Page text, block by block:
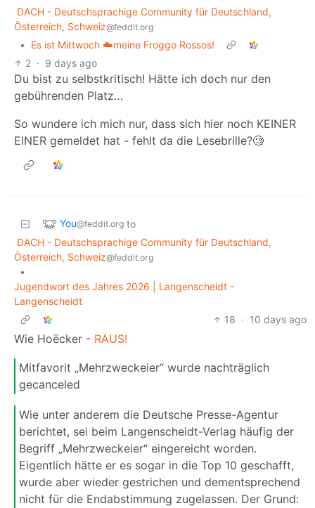
DACH - Deutschsprachige Community für Deutschland,
Österreich, Schweiz@feddit.org
•
Es ist Mittwoch ☁️meine Froggo Rossos!
2 · 9 days ago
Du bist zu selbstkritisch! Hätte ich doch nur den
gebührenden Platz…
So wundere ich mich nur, dass sich hier noch KEINER
EINER gemeldet hat - fehlt da die Lesebrille?🧐
You@feddit.org to
DACH - Deutschsprachige Community für Deutschland,
Österreich, Schweiz@feddit.org
•
Jugendwort des Jahres 2026 | Langenscheidt -
Langenscheidt
18 · 10 days ago
Wie Hoëcker - RAUS!
Mitfavorit „Mehrzweckeier“ wurde nachträglich
gecanceled
Wie unter anderem die Deutsche Presse-Agentur
berichtet, sei beim Langenscheidt-Verlag häufig der
Begriff „Mehrzweckeier“ eingereicht worden.
Eigentlich hätte er es sogar in die Top 10 geschafft,
wurde aber wieder gestrichen und dementsprechend
nicht für die Endabstimmung zugelassen. Der Grund: